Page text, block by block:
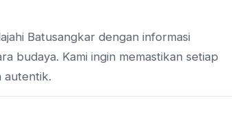
Batusangkar dengan informasi
budaya. Kami ingin memastikan setiap
autentik.